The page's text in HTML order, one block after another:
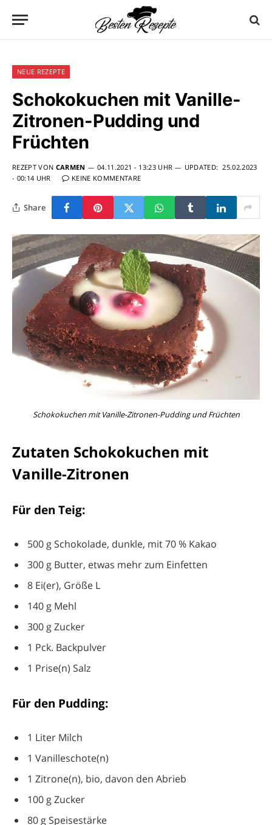
NEUE REZEPTE
Schokokuchen mit Vanille-
Zitronen-Pudding und
Früchten
REZEPT VON CARMEN 04.11.2021 - 13:23 UHR UPDATED: 25.02.2023
- 00:14 UHR
KEINE KOMMENTARE
Share
Schokokuchen mit Vanille-Zitronen-Pudding und Früchten
Zutaten Schokokuchen mit
Vanille-Zitronen
Für den Teig:
500 g Schokolade, dunkle, mit 70 % Kakao
300 g Butter, etwas mehr zum Einfetten
8 Ei(er), Größe L
140 g Mehl
300 g Zucker
1 Pck. Backpulver
1 Prise(n) Salz
Für den Pudding:
1 Liter Milch
1 Vanilleschote(n)
1 Zitrone(n), bio, davon den Abrieb
100 g Zucker
80 g Speisestärke